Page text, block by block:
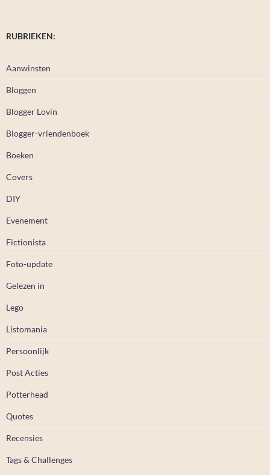
RUBRIEKEN:
Aanwinsten
Bloggen
Blogger Lovin
Blogger-vriendenboek
Boeken
Covers
DIY
Evenement
Fictionista
Foto-update
Gelezen in
Lego
Listomania
Persoonlijk
Post Acties
Potterhead
Quotes
Recensies
Tags & Challenges